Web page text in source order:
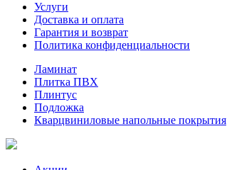
Услуги
Доставка и оплата
Гарантия и возврат
Политика конфиденциальности
Ламинат
Плитка ПВХ
Плинтус
Подложка
Кварцвиниловые напольные покрытия